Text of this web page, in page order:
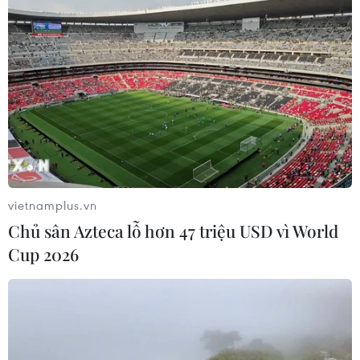
chính 380 triệu đồng đối với Công ty Chăn nuôi Quảng
Sơn ở thành phố Biên Hòa, tỉnh Đồng Nai do có hành vi
xây dựng trang trại chăn nuôi không xin phép.
vietnamplus.vn
Chủ sân Azteca lỗ hơn 47 triệu USD vì World
Cup 2026